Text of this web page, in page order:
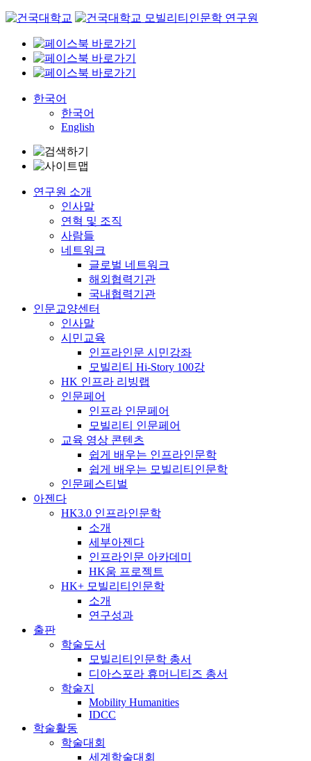
Skip
content
한국어
한국어
English
연구원 소개
인사말
연혁 및 조직
사람들
네트워크
글로벌 네트워크
해외협력기관
국내협력기관
인문교양센터
인사말
시민교육
인프라인문 시민강좌
모빌리티 Hi-Story 100강
HK 인프라 리빙랩
인문페어
인프라 인문페어
모빌리티 인문페어
교육 영상 콘텐츠
쉽게 배우는 인프라인문학
쉽게 배우는 모빌리티인문학
인문페스티벌
아젠다
HK3.0 인프라인문학
소개
세부아젠다
인프라인문 아카데미
HK움 프로젝트
HK+ 모빌리티인문학
소개
연구성과
출판
학술도서
모빌리티인문학 총서
디아스포라 휴머니티즈 총서
학술지
Mobility Humanities
IDCC
학술활동
학술대회
세계학술대회